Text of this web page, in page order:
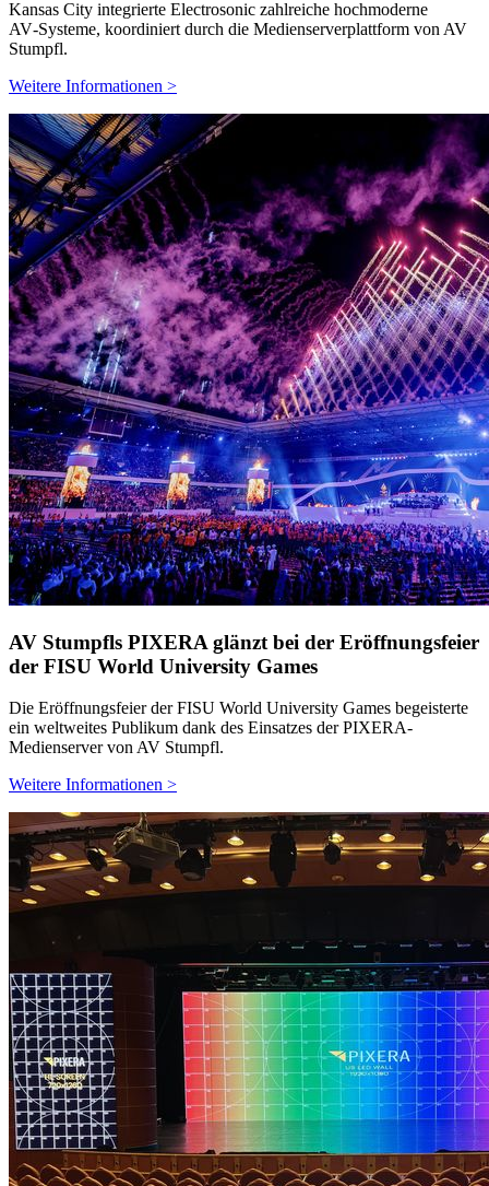
Kansas City integrierte Electrosonic zahlreiche hochmoderne
AV‑Systeme, koordiniert durch die Medienserverplattform von AV
Stumpfl.
Weitere Informationen >
AV Stumpfls PIXERA glänzt bei der Eröffnungsfeier
der FISU World University Games
Die Eröffnungsfeier der FISU World University Games begeisterte
ein weltweites Publikum dank des Einsatzes der PIXERA-
Medienserver von AV Stumpfl.
Weitere Informationen >